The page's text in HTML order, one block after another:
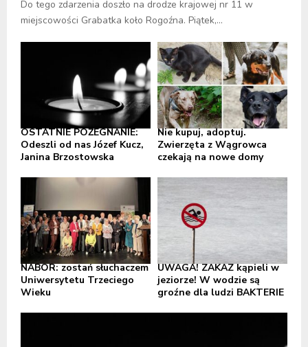
Do tego zdarzenia doszło na drodze krajowej nr 11 w
miejscowości Grabatka koło Rogoźna. Piątek,...
OSTATNIE POŻEGNANIE:
Odeszli od nas Józef Kucz,
Janina Brzostowska
Nie kupuj, adoptuj.
Zwierzęta z Wągrowca
czekają na nowe domy
NABÓR: zostań słuchaczem
Uniwersytetu Trzeciego
Wieku
UWAGA! ZAKAZ kąpieli w
jeziorze! W wodzie są
groźne dla ludzi BAKTERIE